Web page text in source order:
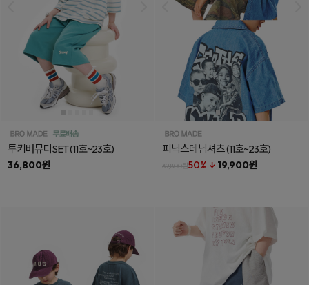
투키버뮤다SET(11호~23호)
36,800원
피닉스데님셔츠(11호~23호)
39,800원50% ↓ 19,900원